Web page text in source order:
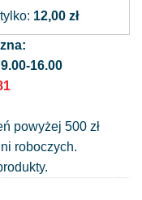
12,00 zł
16.00
powyżej 500 zł
roboczych.